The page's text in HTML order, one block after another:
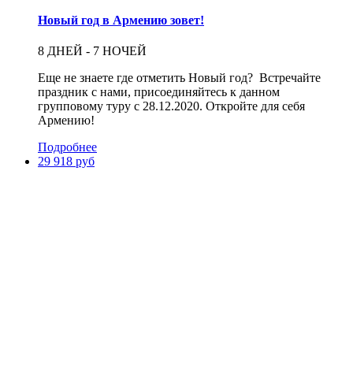
Новый год в Армению зовет!
8 ДНЕЙ - 7 НОЧЕЙ
Еще не знаете где отметить Новый год? Встречайте
праздник с нами, присоединяйтесь к данном
групповому туру с 28.12.2020. Откройте для себя
Армению!
Подробнее
29 918 руб